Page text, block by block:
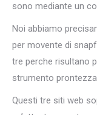
sono mediante un
Noi abbiamo
per movente di
tre perche risultano
strumento
Questi tre siti web